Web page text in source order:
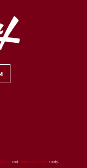
and Terms of Service apply.